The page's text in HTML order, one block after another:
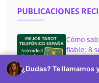
PUBLICACIONES
Cómo
fiable: 8
¿Dudas? Te llamamos